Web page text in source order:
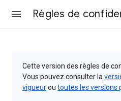
Cette version des règles de
Vous pouvez consulter la
vigueurou toutes les versions